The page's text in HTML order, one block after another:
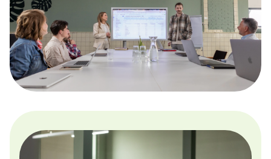
Google / Social Ads
Innoveren
AI toepassingen
Marketing technologie
Data gedreven
Blogs